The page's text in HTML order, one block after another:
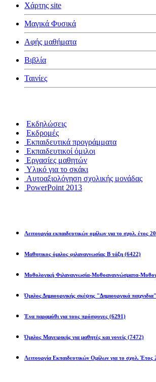
Χάρτης site
Μαγικά Φυσικά
Αφής μαθήματα
Βιβλία
Ταινίες
Εκδηλώσεις
Εκδρομές
Εκπαιδευτικά προγράμματα
Εκπαιδευτικοί όμιλοι
Εργασίες μαθητών
Υλικό για το σκάκι
Αυτοαξιολόγηση σχολικής μονάδας
PowerPoint 2013
Λειτουργία εκπαιδευτικών ομίλων για το σχολ. έτος
Μαθητικος όμιλος φιλαναγνωσίας Β τάξη (6422)
Μυθολογική Φιλαναγνωσία-Μυθοαναγνώσματα-
Όμιλος Δημιουργικής σκέψης "Δημιουργικά παιχνιδια"
Ένα παραμύθι για τους πρόσφυγες (6291)
Όμιλος Μαγειρικής για μαθητές και γονείς (7472)
Λειτουργία Εκπαιδευτικών Ομίλων για το σχολ. Έτος